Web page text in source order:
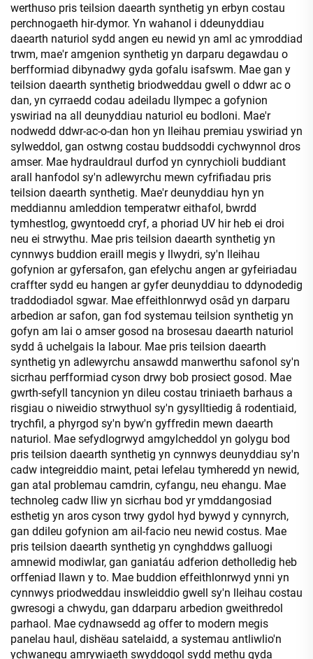
werthuso pris teilsion daearth synthetig yn erbyn costau
perchnogaeth hir-dymor. Yn wahanol i ddeunyddiau
daearth naturiol sydd angen eu newid yn aml ac ymroddiad
trwm, mae'r amgenion synthetig yn darparu degawdau o
berfformiad dibynadwy gyda gofalu isafswm. Mae gan y
teilsion daearth synthetig briodweddau gwell o ddwr ac o
dan, yn cyrraedd codau adeiladu llympec a gofynion
yswiriad na all deunyddiau naturiol eu bodloni. Mae'r
nodwedd ddwr-ac-o-dan hon yn lleihau premiau yswiriad yn
sylweddol, gan ostwng costau buddsoddi cychwynnol dros
amser. Mae hydrauldraul durfod yn cynrychioli buddiant
arall hanfodol sy'n adlewyrchu mewn cyfrifiadau pris
teilsion daearth synthetig. Mae'r deunyddiau hyn yn
meddiannu amleddion temperatwr eithafol, bwrdd
tymhestlog, gwyntoedd cryf, a phoriad UV hir heb ei droi
neu ei strwythu. Mae pris teilsion daearth synthetig yn
cynnwys buddion eraill megis y llwydri, sy'n lleihau
gofynion ar gyfersafon, gan efelychu angen ar gyfeiriadau
craffter sydd eu hangen ar gyfer deunyddiau to ddynodedig
traddodiadol sgwar. Mae effeithlonrwyd osâd yn darparu
arbedion ar safon, gan fod systemau teilsion synthetig yn
gofyn am lai o amser gosod na brosesau daearth naturiol
sydd â uchelgais la labour. Mae pris teilsion daearth
synthetig yn adlewyrchu ansawdd manwerthu safonol sy'n
sicrhau perfformiad cyson drwy bob prosiect gosod. Mae
gwrth-sefyll tancynion yn dileu costau triniaeth barhaus a
risgiau o niweidio strwythuol sy'n gysylltiedig â rodentiaid,
trychfil, a phyrgod sy'n byw'n gyffredin mewn daearth
naturiol. Mae sefydlogrwyd amgylcheddol yn golygu bod
pris teilsion daearth synthetig yn cynnwys deunyddiau sy'n
cadw integreiddio maint, petai lefelau tymheredd yn newid,
gan atal problemau camdrin, cyfangu, neu ehangu. Mae
technoleg cadw lliw yn sicrhau bod yr ymddangosiad
esthetig yn aros cyson trwy gydol hyd bywyd y cynnyrch,
gan ddileu gofynion am ail-facio neu newid costus. Mae
pris teilsion daearth synthetig yn cynghddws galluogi
amnewid modiwlar, gan ganiatáu adferion detholledig heb
orffeniad llawn y to. Mae buddion effeithlonrwyd ynni yn
cynnwys priodweddau inswleiddio gwell sy'n lleihau costau
gwresogi a chwydu, gan ddarparu arbedion gweithredol
parhaol. Mae cydnawsedd ag offer to modern megis
panelau haul, dishëau satelaidd, a systemau antliwlio'n
ychwanegu amrywiaeth swyddogol sydd methu gyda